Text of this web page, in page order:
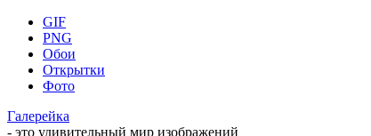
GIF
PNG
Обои
Открытки
Фото
Галерейка
- это удивительный мир изображений